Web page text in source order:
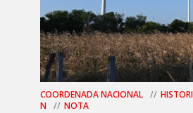
COORDENADA NACIONAL
N
NOTA